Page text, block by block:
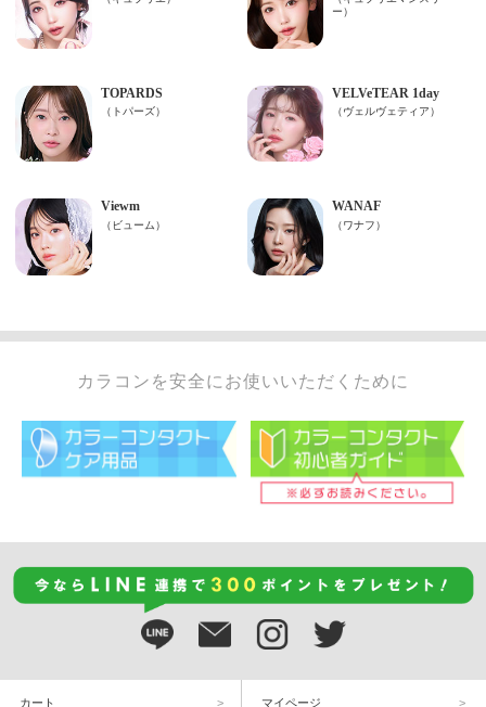
カラコンを安全にお使いいただくために
カート マイページ